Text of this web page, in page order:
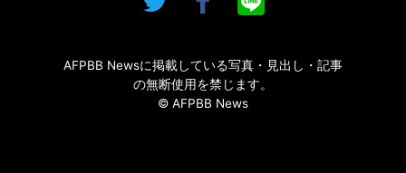
AFPBB Newsに掲載している写真・見出し・記事
の無断使用を禁じます。
© AFPBB News